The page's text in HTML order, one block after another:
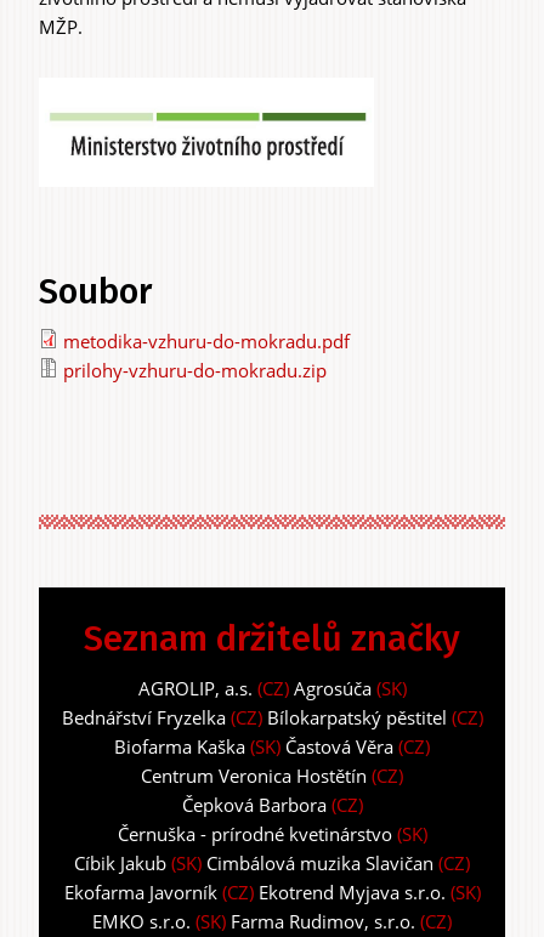
MŽP.
Soubor
metodika-vzhuru-do-mokradu.pdf
prilohy-vzhuru-do-mokradu.zip
Seznam držitelů značky
AGROLIP, a.s. (CZ) Agrosúča(SK)
Bednářství Fryzelka(CZ) Bílokarpatský pěstitel (CZ)
Biofarma Kaška (SK) Častová Věra (CZ)
Centrum Veronica Hostětín (CZ)
Čepková Barbora(CZ)
Černuška - prírodné kvetinárstvo(SK)
Cíbik Jakub (SK) Cimbálová muzika Slavičan (CZ)
Ekofarma Javorník(CZ) Ekotrend Myjava s.r.o. (SK)
EMKO s.r.o. (SK) Farma Rudimov, s.r.o. (CZ)